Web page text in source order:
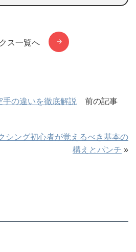
ス一覧へ
の違いを徹底解説
前の記事
シング初心者が覚えるべき基本の
構えとパンチ »